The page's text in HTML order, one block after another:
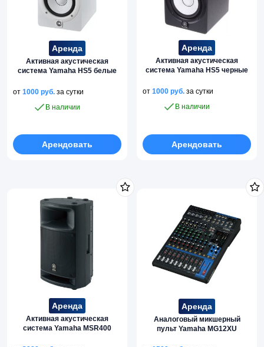
Аренда
Активная акустическая
система Yamaha HS5 белые
от 1000 руб. за сутки
В наличии
Арендовать
Аренда
Активная акустическая
система Yamaha HS5 черные
от1000руб. за сутки
В наличии
Арендовать
Аренда
Активная акустическая
система Yamaha MSR400
Аренда
Аналоговый микшерный
пульт Yamaha MG12XU